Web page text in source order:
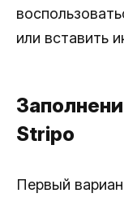
или вставить
Stripo
Первый